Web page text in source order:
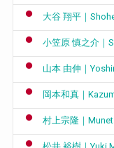
大谷 翔平｜
小笠原 慎之介｜
山本 由伸｜
岡本和真｜
村上宗隆｜